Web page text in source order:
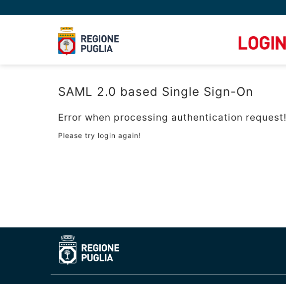
SAML 2.0 based Single Sign-On
Error when processing authentication request!
Please try login again!